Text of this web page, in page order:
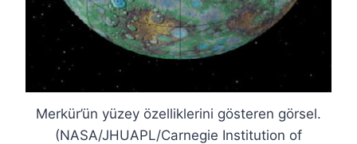
Merkür’ün yüzey özelliklerini gösteren görsel.
(NASA/JHUAPL/Carnegie Institution of